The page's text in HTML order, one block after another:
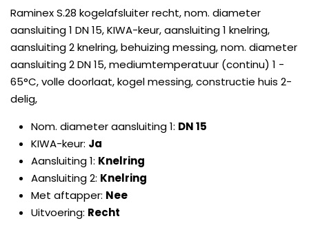
Raminex S.28 kogelafsluiter recht, nom. diameter
aansluiting 1 DN 15, KIWA-keur, aansluiting 1 knelring,
aansluiting 2 knelring, behuizing messing, nom. diameter
aansluiting 2 DN 15, mediumtemperatuur (continu) 1 -
65°C, volle doorlaat, kogel messing, constructie huis 2-
delig,
Nom. diameter aansluiting 1: DN 15
KIWA-keur: Ja
Aansluiting 1: Knelring
Aansluiting 2: Knelring
Met aftapper: Nee
Uitvoering: Recht